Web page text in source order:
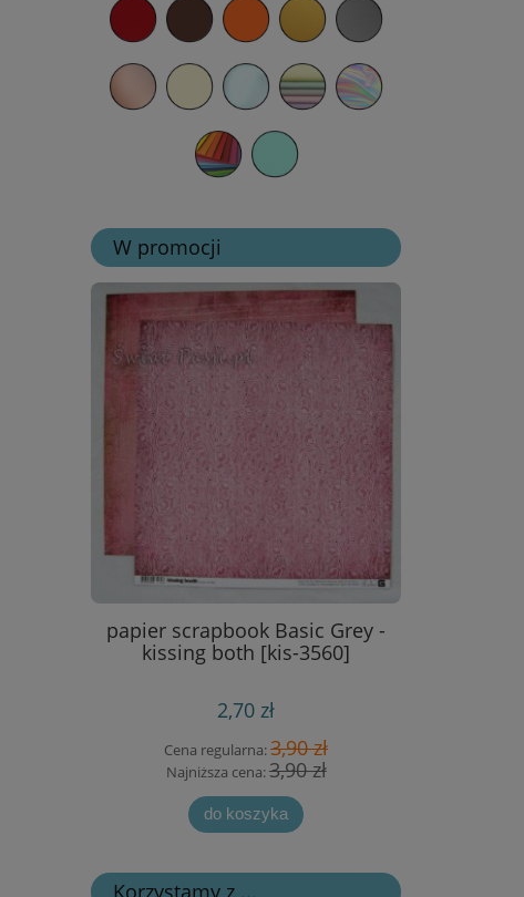
W promocji
papier scrapbook Basic Grey -
kissing both [kis-3560]
2,70 zł
Cena regularna:3,90 zł
Najniższa cena:3,90 zł
do koszyka
Korzystamy z ...